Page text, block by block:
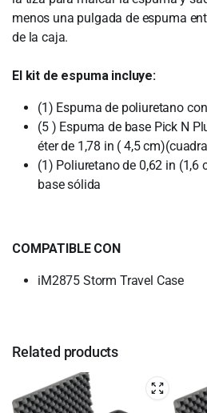
menos una pulgada de espuma
de la caja.
El kit de espuma incluye:
(1) Espuma de poliuretano
(5 ) Espuma de base Pick N
éter de 1,78 in ( 4,5
(1) Poliuretano de 0,62 in (1,6
base sólida
COMPATIBLE CON
iM2875 Storm Travel Case
Related products